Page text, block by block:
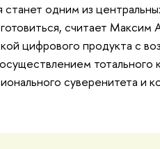
станет одним из
считает Максим
цифрового продукта с
тотального
суверенитета и